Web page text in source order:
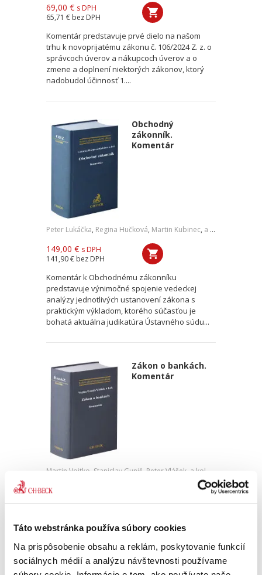
Táto webstránka používa súbory cookies
Na prispôsobenie obsahu a reklám, poskytovanie funkcií
sociálnych médií a analýzu návštevnosti používame
69,00 € s DPH
65,71 € bez DPH
Komentár predstavuje prvé dielo na našom
trhu k novoprijatému zákonu č. 106/2024 Z. z. o
správcoch úverov a nákupcoch úverov a o
zmene a doplnení niektorých zákonov, ktorý
nadobudol účinnosť 1....
Obchodný
zákonník.
Komentár
Peter Lukáčka, Regina Hučková, Martin Kubinec, a kol.
149,00 € s DPH
141,90 € bez DPH
Komentár k Obchodnému zákonníku
predstavuje výnimočné spojenie vedeckej
analýzy jednotlivých ustanovení zákona s
praktickým výkladom, ktorého súčasťou je
bohatá aktuálna judikatúra Ústavného súdu...
Zákon o bankách.
Komentár
Martin Vojtko Stanislav Guniš Peter Vlášek a kol.
129,00 €
komentár obsahuje vnútroštátny a tiež
európsky pohľad na problematiku bankovej
regulácie. Autorský kolektív, poskladaný z
odborníkov rozmanitej...